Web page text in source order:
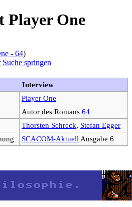
Player One
- 64)
Suche springen
Interview
Player One
Autor des Romans 64
Thorsten Schreck, Stefan Egger
SCACOM-Aktuell Ausgabe 6